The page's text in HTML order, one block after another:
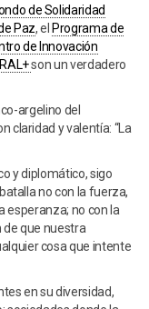
de Solidaridad
Paz, elPrograma de
de Innovación
son un verdadero
argelino del
claridad y valentía: “La
y diplomático, sigo
no con la fuerza,
esperanza; no con la
de que nuestra
cosa que intente
en su diversidad,